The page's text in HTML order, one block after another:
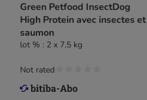
Green Petfood InsectDog
High Protein avec insectes et
saumon
lot % : 2 x 7,5 kg
Not rated